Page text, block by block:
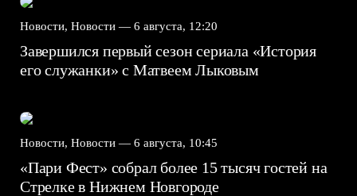
Новости, Новости — 6 августа, 12:20
Завершился первый сезон сериала «История
его служанки» с Матвеем Лыковым
Новости, Новости — 6 августа, 10:45
«Пари Фест» собрал более 15 тысяч гостей на
Стрелке в Нижнем Новгороде